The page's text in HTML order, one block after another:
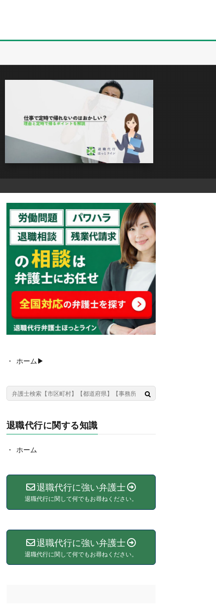
ホーム▶︎
退職代行に関する知識
ホーム
退職代行に強い弁護士
退職代行に関して何でもお尋ねください。
退職代行に強い弁護士
退職代行に関して何でもお尋ねください。